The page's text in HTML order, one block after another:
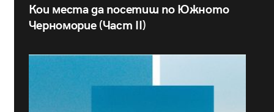
Кои места да посетиш по Южното
Черноморие (Част II)